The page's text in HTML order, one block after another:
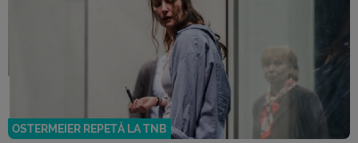
OSTERMEIER REPETĂ LA TNB